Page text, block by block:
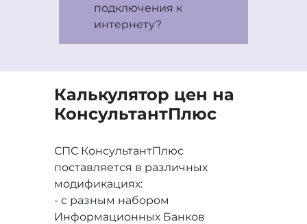
подключения к
интернету?
Калькулятор цен на
КонсультантПлюс
СПС КонсультантПлюс
поставляется в различных
модификациях:
- с разным набором
Информационных Банков